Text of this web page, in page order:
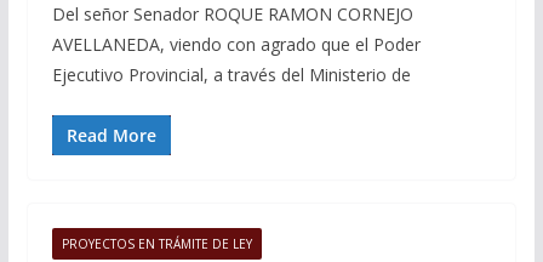
Del señor Senador ROQUE RAMON CORNEJO
AVELLANEDA, viendo con agrado que el Poder
Ejecutivo Provincial, a través del Ministerio de
Read More
PROYECTOS EN TRÁMITE DE LEY